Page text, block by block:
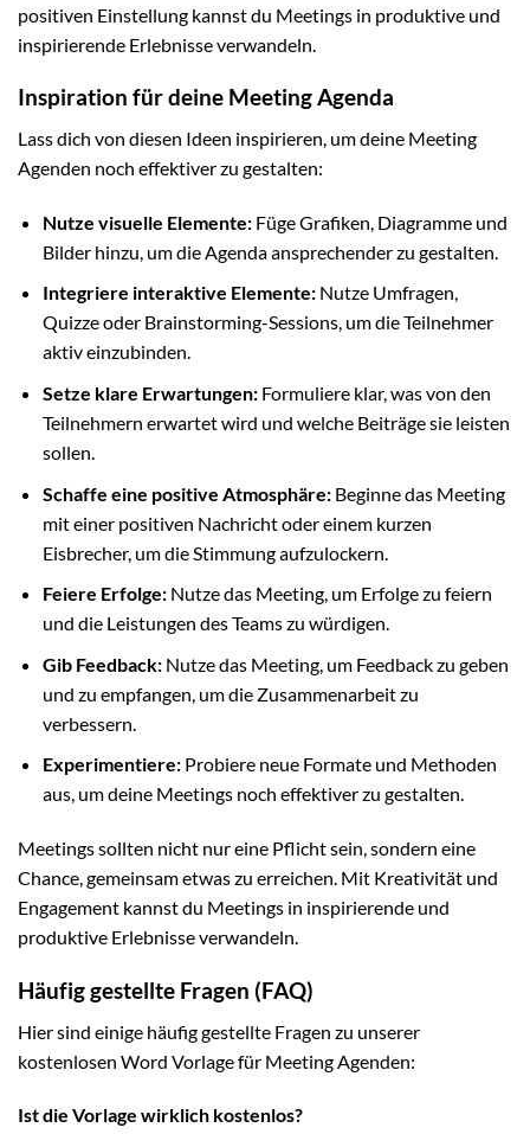
positiven Einstellung kannst du Meetings in produktive und
inspirierende Erlebnisse verwandeln.
Inspiration für deine Meeting Agenda
Lass dich von diesen Ideen inspirieren, um deine Meeting
Agenden noch effektiver zu gestalten:
Nutze visuelle Elemente:Füge Grafiken, Diagramme und
Bilder hinzu, um die Agenda ansprechender zu gestalten.
Integriere interaktive Elemente:Nutze Umfragen,
Quizze oder Brainstorming-Sessions, um die Teilnehmer
aktiv einzubinden.
Setze klare Erwartungen:Formuliere klar, was von den
Teilnehmern erwartet wird und welche Beiträge sie leisten
sollen.
Schaffe eine positive Atmosphäre:Beginne das Meeting
mit einer positiven Nachricht oder einem kurzen
Eisbrecher, um die Stimmung aufzulockern.
Feiere Erfolge:Nutze das Meeting, um Erfolge zu feiern
und die Leistungen des Teams zu würdigen.
Gib Feedback:Nutze das Meeting, um Feedback zu geben
und zu empfangen, um die Zusammenarbeit zu
verbessern.
Experimentiere:Probiere neue Formate und Methoden
aus, um deine Meetings noch effektiver zu gestalten.
Meetings sollten nicht nur eine Pflicht sein, sondern eine
Chance, gemeinsam etwas zu erreichen. Mit Kreativität und
Engagement kannst du Meetings in inspirierende und
produktive Erlebnisse verwandeln.
Häufig gestellte Fragen (FAQ)
Hier sind einige häufig gestellte Fragen zu unserer
kostenlosen Word Vorlage für Meeting Agenden:
Ist die Vorlage wirklich kostenlos?